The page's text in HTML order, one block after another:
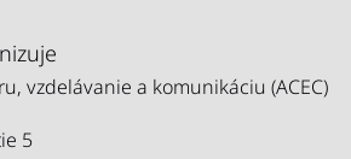
vzdelávanie a komunikáciu (ACEC)
5